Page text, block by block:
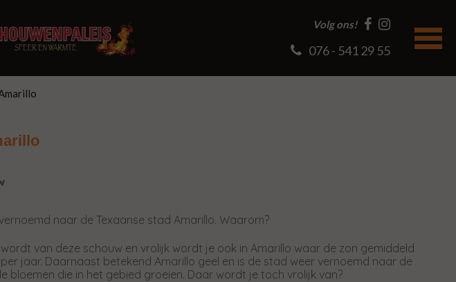
Volg ons!
076 - 541 29 55
naar de Texaanse stad Amarillo. Waarom?
van deze schouw en vrolijk wordt je ook in Amarillo waar de zon gemiddeld
jaar. Daarnaast betekend Amarillo geel en is de stad weer vernoemd naar de
bloemen die in het gebied groeien. Daar wordt je toch vrolijk van?